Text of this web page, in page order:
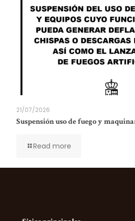
21/07/2026
Suspensión uso de fuego y
Read more